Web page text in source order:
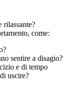
rilassante?
come:
sentire a disagio?
e di tempo
uscire?